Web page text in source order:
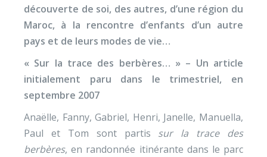
découverte de soi, des autres, d’une région du
Maroc, à la rencontre d’enfants d’un autre
pays et de leurs modes de vie…
« Sur la trace des berbères… » – Un article
initialement paru dans le trimestriel, en
septembre 2007
Anaëlle, Fanny, Gabriel, Henri, Janelle, Manuella,
Paul et Tom sont partis sur la trace des
berbères, en randonnée itinérante dans le parc